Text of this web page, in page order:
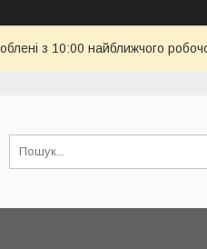
з 10:00 найближчого